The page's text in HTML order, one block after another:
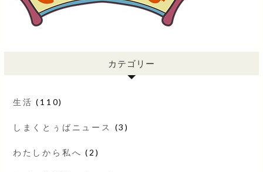
カテゴリー
生活 (110)
しまくとぅばニュース (3)
わたしから私へ (2)